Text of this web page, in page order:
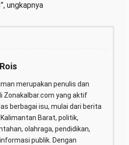
ungkapnya
merupakan penulis dan
Zonakalbar.com yang aktif
berbagai isu, mulai dari berita
Barat, politik,
olahraga, pendidikan,
publik. Dengan